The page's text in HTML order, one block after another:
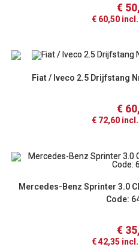
€
€ 60,50 incl.
Fiat / Iveco 2.5 Drijfstang
€
€ 72,60 incl.
Mercedes-Benz Sprinter 3.0
Code:
€
€42,35 incl.